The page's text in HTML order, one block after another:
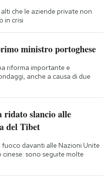
che le aziende private non
in crisi
ministro portoghese
riforma importante e
anche a causa di due
slancio alle
del Tibet
davanti alle Nazioni Unite
sono seguite molte